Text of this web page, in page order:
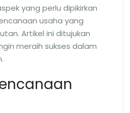
yang perlu dipikirkan
usaha yang
Artikel ini ditujukan
meraih sukses dalam